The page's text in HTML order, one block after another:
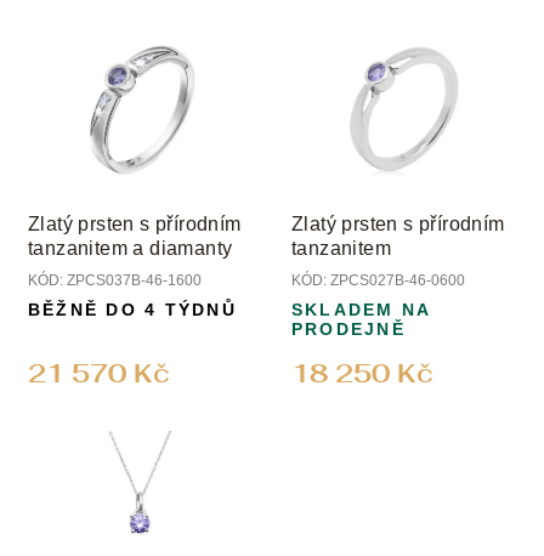
Zlatý prsten s přírodním
tanzanitem a diamanty
KÓD: ZPCS037B-46-1600
21 570 Kč
BĚŽNĚ DO 4 TÝDNŮ
Zlatý prsten s přírodním
tanzanitem
KÓD: ZPCS027B-46-0600
18 250 Kč
SKLADEM NA
PRODEJNĚ